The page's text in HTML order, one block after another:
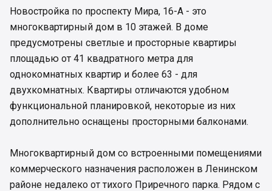
Новостройка по проспекту Мира, 16-А - это
многоквартирный дом в 10 этажей. В доме
предусмотрены светлые и просторные квартиры
площадью от 41 квадратного метра для
однокомнатных квартир и более 63 - для
двухкомнатных. Квартиры отличаются удобном
функциональной планировкой, некоторые из них
дополнительно оснащены просторными балконами.
Многоквартирный дом со встроенными помещениями
коммерческого назначения расположен в Ленинском
районе недалеко от тихого Приречного парка. Рядом с